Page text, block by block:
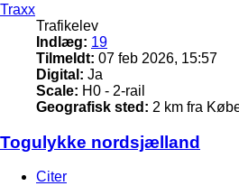
Traxx
Trafikelev
Indlæg: 19
Tilmeldt: 07 feb 2026, 15:57
Digital: Ja
Scale: H0 - 2-rail
Geografisk sted: 2 km fra
Togulykke nordsjælland
Citer